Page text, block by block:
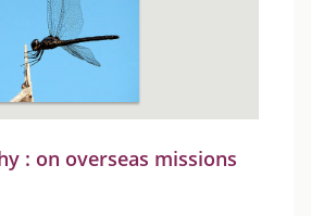
: on overseas missions